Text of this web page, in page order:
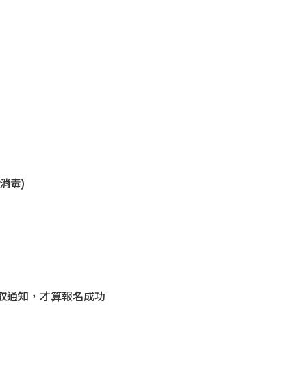
毒)
通知，才算報名成功